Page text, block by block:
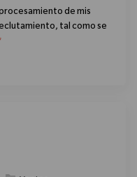
de mis
tal como se